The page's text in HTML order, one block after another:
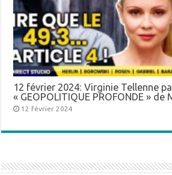
12 février 2024: Virginie Tellenne
« GEOPOLITIQUE PROFONDE » de
12 février 2024